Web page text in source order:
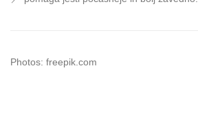
Photos: freepik.com